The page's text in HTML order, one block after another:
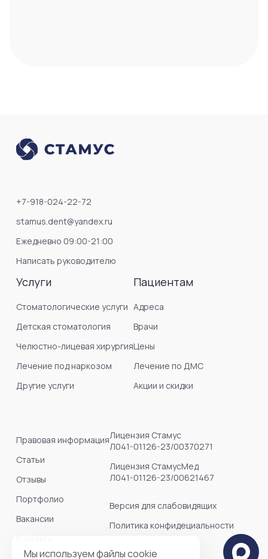
Мы используем файлы cookie
+7-918-024-22-72
stamus.dent@yandex.ru
Ежедневно 09:00-21:00
Написать руководителю
Услуги
Стоматологические услуги
Детская стоматология
Челюстно-лицевая хирургия
Лечение под наркозом
Другие услуги
Пациентам
Адреса
Врачи
Цены
Лечение по ДМС
Акции и скидки
Правовая информация
Статьи
Отзывы
Портфолио
Вакансии
Контакты
Лицензия Стамус
Л041-01126-23/00370271
Лицензия СтамусМед
Л041-01126-23/00621467
Версия для слабовидящих
Политика конфидециальности